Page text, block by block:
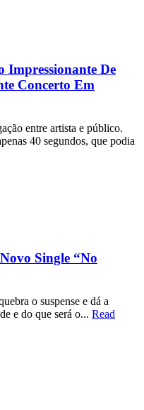
Impressionante De
Concerto Em
entre artista e público.
40 segundos, que podia
Single “No
o suspense e dá a
e do que será o... Read